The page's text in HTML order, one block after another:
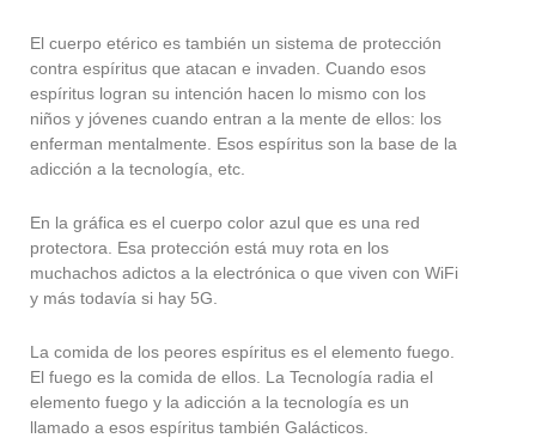
El cuerpo etérico es también un sistema de protección
contra espíritus que atacan e invaden. Cuando esos
espíritus logran su intención hacen lo mismo con los
niños y jóvenes cuando entran a la mente de ellos: los
enferman mentalmente. Esos espíritus son la base de la
adicción a la tecnología, etc.
En la gráfica es el cuerpo color azul que es una red
protectora. Esa protección está muy rota en los
muchachos adictos a la electrónica o que viven con WiFi
y más todavía si hay 5G.
La comida de los peores espíritus es el elemento fuego.
El fuego es la comida de ellos. La Tecnología radia el
elemento fuego y la adicción a la tecnología es un
llamado a esos espíritus también Galácticos.